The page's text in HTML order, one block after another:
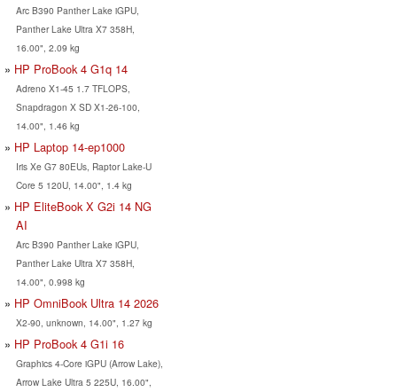
Arc B390 Panther Lake iGPU,
Panther Lake Ultra X7 358H,
16.00", 2.09 kg
HP ProBook 4 G1q 14
Adreno X1-45 1.7 TFLOPS,
Snapdragon X SD X1-26-100,
14.00", 1.46 kg
HP Laptop 14-ep1000
Iris Xe G7 80EUs, Raptor Lake-U
Core 5 120U, 14.00", 1.4 kg
HP EliteBook X G2i 14 NG
AI
Arc B390 Panther Lake iGPU,
Panther Lake Ultra X7 358H,
14.00", 0.998 kg
HP OmniBook Ultra 14 2026
X2-90, unknown, 14.00", 1.27 kg
HP ProBook 4 G1i 16
Graphics 4-Core iGPU (Arrow Lake),
Arrow Lake Ultra 5 225U, 16.00",